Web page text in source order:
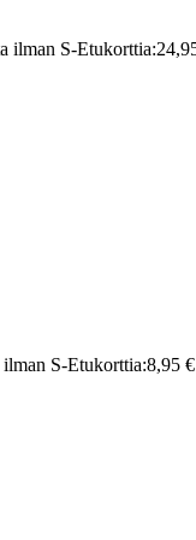
ilman S-Etukorttia:
S-Etukorttia:8,95 €